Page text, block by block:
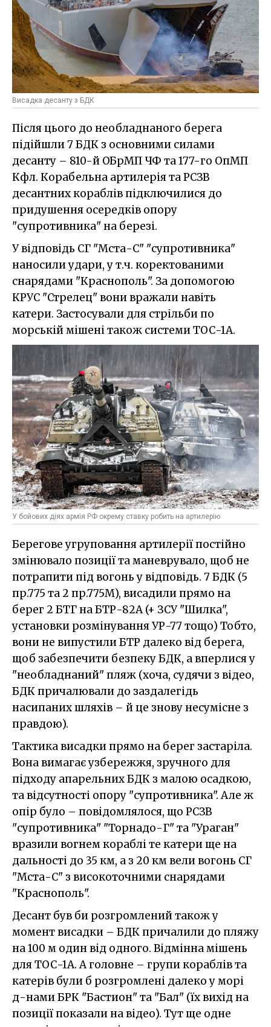
Висадка десанту з БДК
Після цього до необладнаного берега
підійшли 7 БДК з основними силами
десанту – 810-й ОБрМП ЧФ та 177-го ОпМП
Кфл. Корабельна артилерія та РСЗВ
десантних кораблів підключилися до
придушення осередків опору
"супротивника" на березі.
У відповідь СГ "Мста-С" "супротивника"
наносили удари, у т.ч. коректованими
снарядами "Краснополь". За допомогою
КРУС "Стрелец" вони вражали навіть
катери. Застосували для стрільби по
морській мішені також системи ТОС-1А.
У бойових діях армія РФ окрему ставку робить на артилерію
Берегове угруповання артилерії постійно
змінювало позиції та маневрувало, щоб не
потрапити під вогонь у відповідь. 7 БДК (5
пр.775 та 2 пр.775М), висадили прямо на
берег 2 БТГ на БТР-82А (+ ЗСУ "Шилка",
установки розмінування УР-77 тощо) Тобто,
вони не випустили БТР далеко від берега,
щоб забезпечити безпеку БДК, а вперлися у
"необладнаний" пляж (хоча, судячи з відео,
БДК причалювали до заздалегідь
насипаних шляхів – й це знову несумісне з
правдою).
Тактика висадки прямо на берег застаріла.
Вона вимагає узбережжя, зручного для
підходу апарельних БДК з малою осадкою,
та відсутності опору "супротивника". Але ж
опір було – повідомлялося, що РСЗВ
"супротивника" "Торнадо-Г" та "Ураган"
вразили вогнем кораблі те катери ще на
дальності до 35 км, а з 20 км вели вогонь СГ
"Мста-С" з високоточними снарядами
"Краснополь".
Десант був би розгромлений також у
момент висадки – БДК причалили до пляжу
на 100 м один від одного. Відмінна мішень
для ТОС-1А. А головне – групи кораблів та
катерів були б розгромлені далеко у морі
д-нами БРК "Бастион" та "Бал" (їх вихід на
позиції показали на відео). Тут ще одне